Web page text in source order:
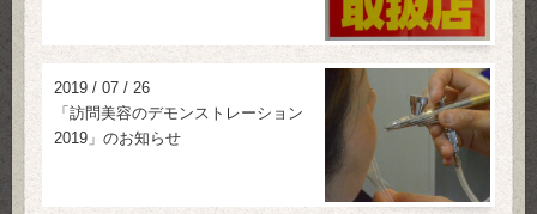
2019 / 07 / 26
「訪問美容のデモンストレーション
2019」のお知らせ